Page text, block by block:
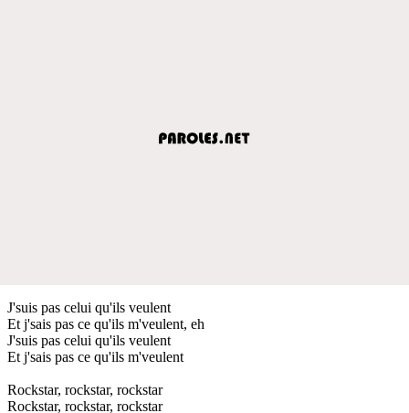
J'suis pas celui qu'ils veulent
Et j'sais pas ce qu'ils m'veulent, eh
J'suis pas celui qu'ils veulent
Et j'sais pas ce qu'ils m'veulent
Rockstar, rockstar, rockstar
Rockstar, rockstar, rockstar